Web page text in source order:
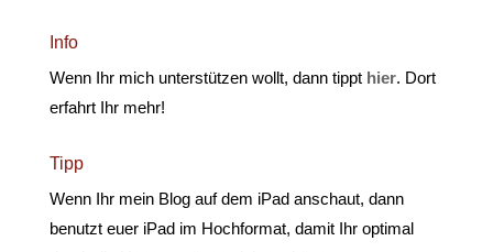
Info
Wenn Ihr mich unterstützen wollt, dann tippt hier. Dort
erfahrt Ihr mehr!
Tipp
Wenn Ihr mein Blog auf dem iPad anschaut, dann
benutzt euer iPad im Hochformat, damit Ihr optimal